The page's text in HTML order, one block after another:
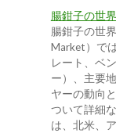
腸鉗子の世
腸鉗子の世
Market）で
レート、ベ
ー）、主要
ヤーの動向
ついて詳細
は、北米、